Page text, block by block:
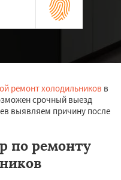
ремонт холодильников в
срочный выезд
выявляем причину после
по ремонту